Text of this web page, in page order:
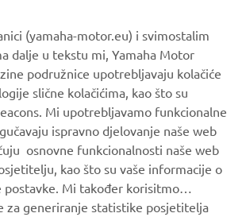
(yamaha-motor.eu) i svimostalim
dalje u tekstu mi, Yamaha Motor
podružnice upotrebljavaju kolačiće
slične kolačićima, kao što su
Mi upotrebljavamo funkcionalne
ispravno djelovanje naše web
osnovne funkcionalnosti naše web
kao što su vaše informacije o
postavke. Mi također korisitmo
za generiranje statistike posjetitelja